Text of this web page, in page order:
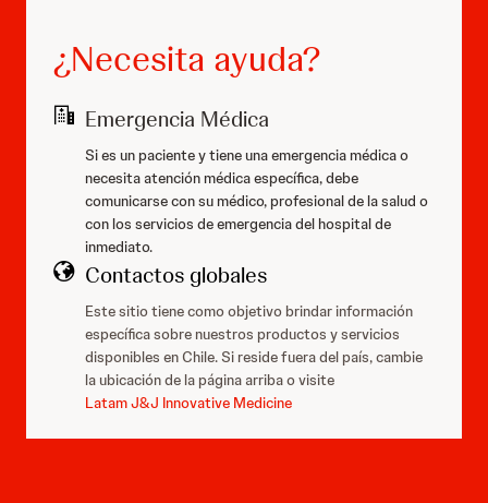
¿Necesita ayuda?
Emergencia Médica
Si es un paciente y tiene una emergencia médica o
necesita atención médica específica, debe
comunicarse con su médico, profesional de la salud o
con los servicios de emergencia del hospital de
inmediato.
Contactos globales
Este sitio tiene como objetivo brindar información
específica sobre nuestros productos y servicios
disponibles en Chile. Si reside fuera del país, cambie
la ubicación de la página arriba o visite
Latam J&J Innovative Medicine